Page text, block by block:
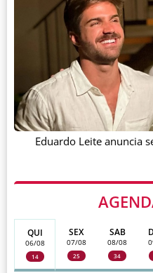
QUI
06/08
14
SEX
07/08
25
SAB
08/08
34
Eduardo Leite anuncia